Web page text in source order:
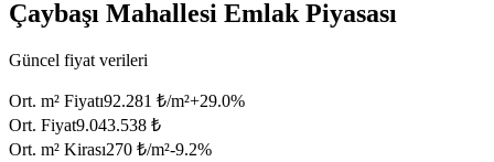
Çaybaşı Mahallesi Emlak Piyasası
Güncel fiyat verileri
Ort. m² Fiyatı92.281 ₺/m²+29.0%
Ort. Fiyat9.043.538 ₺
Ort. m² Kirası270 ₺/m²-9.2%